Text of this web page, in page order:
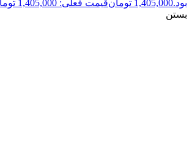
بود.1,405,000 تومانقیمت فعلی: 1,405,000 تومان.
بستن